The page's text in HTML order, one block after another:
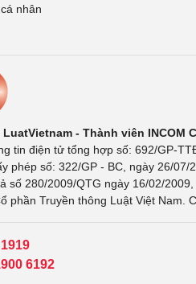
nhân
- Thành viên INCOM
tin điện tử tổng hợp số: 692/GP-
phép số: 322/GP - BC, ngày 26/
số 280/2009/QTG ngày 16/02/
phần Truyền thông Luật Việt Nam.
6192